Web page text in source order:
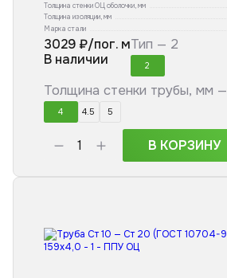
Толщина стенки ОЦ оболочки, мм
Толщина изоляции, мм
Марка стали
3029₽/пог. м
В наличии
Тип — 2
2
Толщина стенки трубы, мм —
4 4.5 5
В КОРЗИНУ